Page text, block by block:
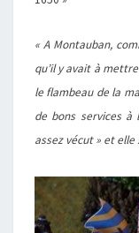
« A Montauban,
qu’il y avait à
le flambeau de la
de bons services
assez vécut » et